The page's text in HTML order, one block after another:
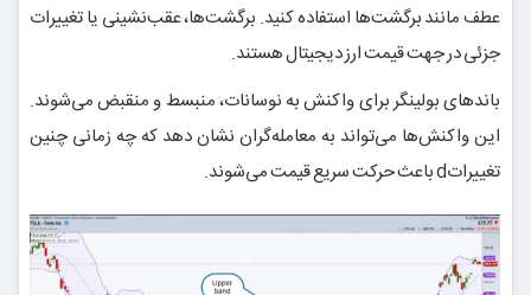
عطف مانند برگشت‌ها استفاده کنید. برگشت‌ها، عقب‌نشینی یا تغییرات
جزئی در جهت قیمت ارز دیجیتال هستند.
باندهای بولینگر برای واکنش به نوسانات، منبسط و منقبض می‌شوند.
این واکنش‌ها می‌تواند به معامله‌گران نشان دهد که چه زمانی چنین
تغییراتd باعث حرکت سریع قیمت می‌شوند.